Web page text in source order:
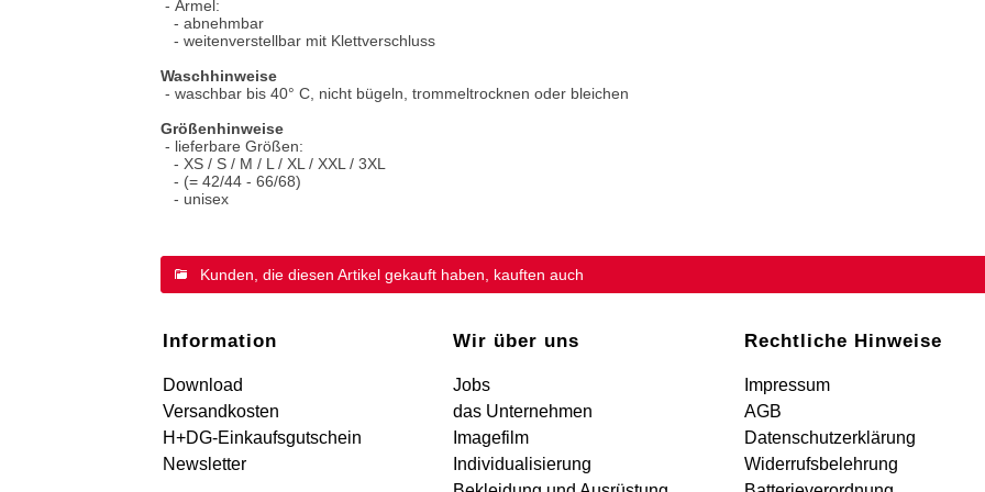
- Ärmel:
- abnehmbar
- weitenverstellbar mit Klettverschluss
Waschhinweise
- waschbar bis 40° C, nicht bügeln, trommeltrocknen oder bleichen
Größenhinweise
- lieferbare Größen:
- XS / S / M / L / XL / XXL / 3XL
- (= 42/44 - 66/68)
- unisex
Kunden, die diesen Artikel gekauft haben, kauften auch
Information
Download
Versandkosten
H+DG-Einkaufsgutschein
Newsletter
Wir über uns
Jobs
das Unternehmen
Imagefilm
Individualisierung
Rechtliche Hinweise
Impressum
AGB
Datenschutzerklärung
Widerrufsbelehrung